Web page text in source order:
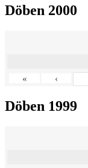
Döben 2000
« ‹
Döben 1999